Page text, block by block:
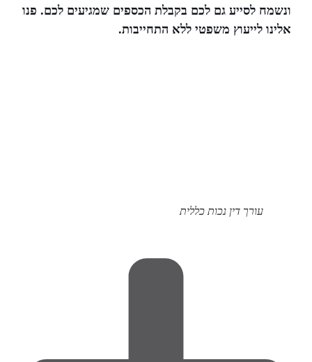
ונשמח לסייע גם לכם בקבלת הכספים שמגיעים לכם. פנו
אלינו לייעוץ משפטי ללא התחייבות.
עורך דין נכות כללית